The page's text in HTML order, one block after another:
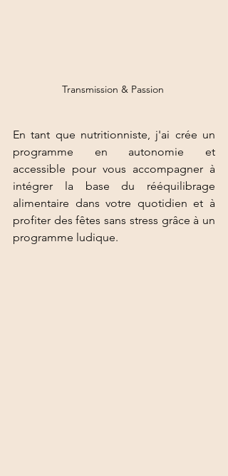
Transmission & Passion
En tant que nutritionniste, j'ai crée un
programme en autonomie et
accessible pour vous accompagner à
intégrer la base du rééquilibrage
alimentaire dans votre quotidien et à
profiter des fêtes sans stress grâce à un
programme ludique.